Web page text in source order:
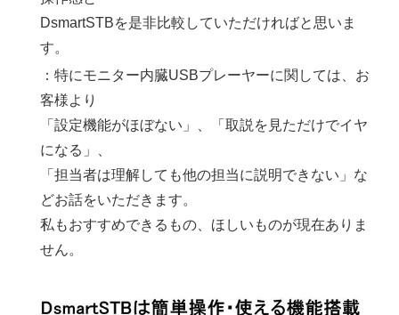
DsmartSTBを是非比較していただければと思いま
す。
：特にモニター内臓USBプレーヤーに関しては、お
客様より
「設定機能がほぼない」、「取説を見ただけでイヤ
になる」、
「担当者は理解しても他の担当に説明できない」な
どお話をいただきます。
私もおすすめできるもの、ほしいものが現在ありま
せん。